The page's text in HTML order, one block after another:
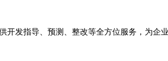
供开发指导、预测、整改等全方位服务，为企